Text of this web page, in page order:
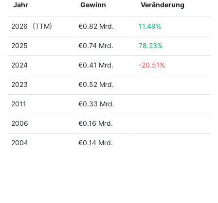
Jahr Gewinn Veränderung
2026 (TTM) €0.82 Mrd. 11.49%
2025 €0.74 Mrd. 78.23%
2024 €0.41 Mrd. -20.51%
2023 €0.52 Mrd.
2011 €0.33 Mrd.
2006 €0.16 Mrd.
2004 €0.14 Mrd.